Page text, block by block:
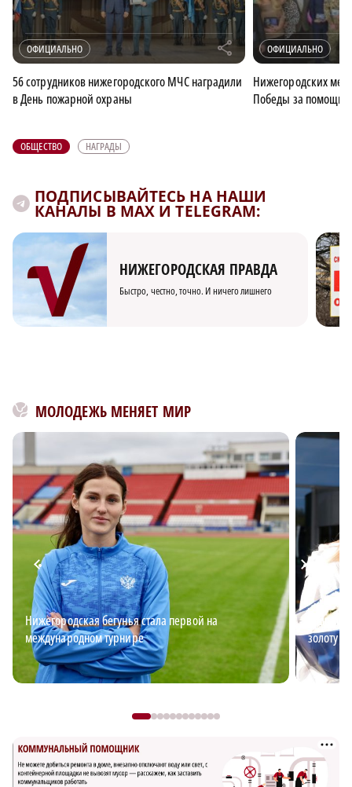
ОФИЦИАЛЬНО r
56 сотрудников нижегородского МЧС наградили
в День пожарной охраны
ОФИЦИАЛЬНО
Нижегородских
Победы за помощь
ОБЩЕСТВО НАГРАДЫ
ПОДПИСЫВАЙТЕСЬ НА НАШИ
КАНАЛЫ В MAX И TELEGRAM:
НИЖЕГОРОДСКАЯ ПРАВДА
Быстро, честно, точно. И ничего лишнего
МОЛОДЕЖЬ МЕНЯЕТ МИР
Нижегородская бегунья стала первой на
международном турнире
золоту